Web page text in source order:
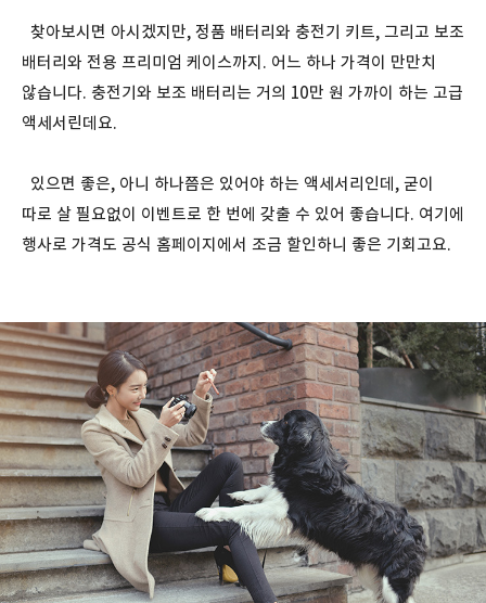
찾아보시면 아시겠지만, 정품 배터리와 충전기 키트, 그리고 보조
배터리와 전용 프리미엄 케이스까지. 어느 하나 가격이 만만치
않습니다. 충전기와 보조 배터리는 거의 10만 원 가까이 하는 고급
액세서린데요.
있으면 좋은, 아니 하나쯤은 있어야 하는 액세서리인데, 굳이
따로 살 필요없이 이벤트로 한 번에 갖출 수 있어 좋습니다. 여기에
행사로 가격도 공식 홈페이지에서 조금 할인하니 좋은 기회고요.